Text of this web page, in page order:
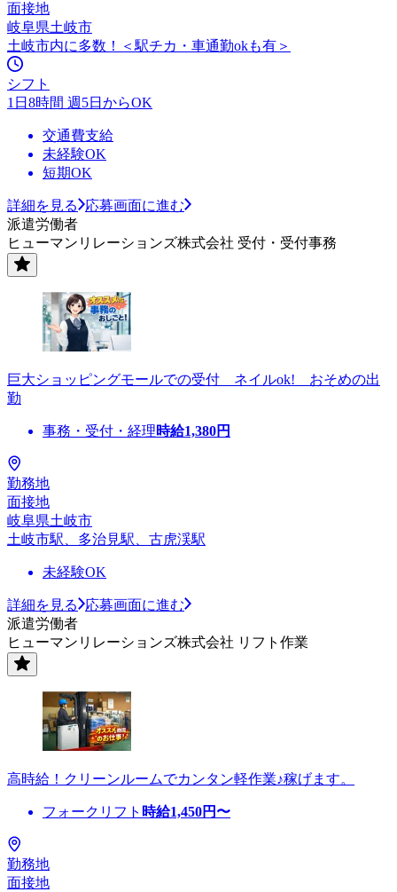
面接地
岐阜県土岐市
土岐市内に多数！＜駅チカ・車通勤okも有＞
シフト
1日8時間 週5日からOK
交通費支給
未経験OK
短期OK
詳細を見る
応募画面に進む
派遣労働者
ヒューマンリレーションズ株式会社 受付・受付事務
巨大ショッピングモールでの受付 ネイルok! おそめの出
勤
事務・受付・経理時給1,380円
勤務地
面接地
岐阜県土岐市
土岐市駅、多治見駅、古虎渓駅
未経験OK
詳細を見る
応募画面に進む
派遣労働者
ヒューマンリレーションズ株式会社 リフト作業
高時給！クリーンルームでカンタン軽作業♪稼げます。
フォークリフト 時給1,450円〜
勤務地
面接地